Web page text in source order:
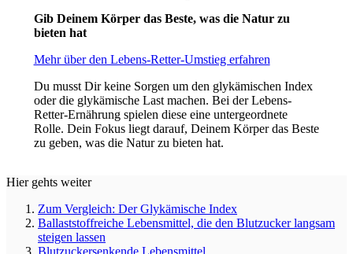
Gib Deinem Körper das Beste, was die Natur zu
bieten hat
Mehr über den Lebens-Retter-Umstieg erfahren
Du musst Dir keine Sorgen um den glykämischen Index
oder die glykämische Last machen. Bei der Lebens-
Retter-Ernährung spielen diese eine untergeordnete
Rolle. Dein Fokus liegt darauf, Deinem Körper das Beste
zu geben, was die Natur zu bieten hat.
Hier gehts weiter
Zum Vergleich: Der Glykämische Index
Ballaststoffreiche Lebensmittel, die den Blutzucker langsam
steigen lassen